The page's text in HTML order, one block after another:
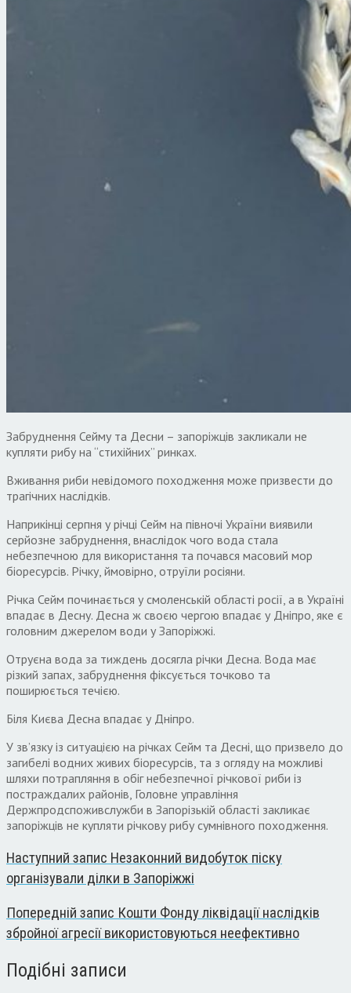
Забруднення Сейму та Десни – запоріжців закликали не
купляти рибу на “стихійних” ринках.
Вживання риби невідомого походження може призвести до
трагічних наслідків.
Наприкінці серпня у річці Сейм на півночі України виявили
серйозне забруднення, внаслідок чого вода стала
небезпечною для використання та почався масовий мор
біоресурсів. Річку, ймовірно, отруїли росіяни.
Річка Сейм починається у смоленській області росії, а в Україні
впадає в Десну. Десна ж своєю чергою впадає у Дніпро, яке є
головним джерелом води у Запоріжжі.
Отруєна вода за тиждень досягла річки Десна. Вода має
різкий запах, забруднення фіксується точково та
поширюється течією.
Біля Києва Десна впадає у Дніпро.
У зв’язку із ситуацією на річках Сейм та Десні, що призвело до
загибелі водних живих біоресурсів, та з огляду на можливі
шляхи потрапляння в обіг небезпечної річкової риби із
постраждалих районів, Головне управління
Держпродспоживслужби в Запорізькій області закликає
запоріжців не купляти річкову рибу сумнівного походження.
Наступний запис Незаконний видобуток піску
організували ділки в Запоріжжі
Попередній запис Кошти Фонду ліквідації наслідків
збройної агресії використовуються неефективно
Подібні записи